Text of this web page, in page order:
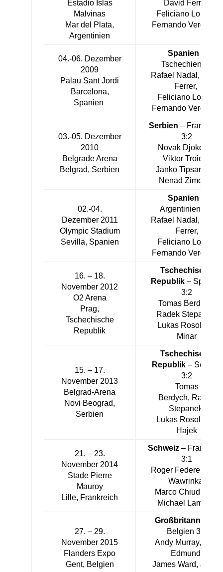
Estadio Islas
Malvinas
Mar del Plata,
Argentinien
David Ferrer,
Feliciano Lopez,
Fernando Verdasco
04.-06. Dezember
2009
Palau Sant Jordi
Barcelona,
Spanien
Spanien
Tschechien 5:0
Rafael Nadal, David
Ferrer,
Feliciano Lopez,
Fernando Verdasco
03.-05. Dezember
2010
Belgrade Arena
Belgrad, Serbien
Serbien –
3:2
Novak Djokovic,
Viktor Troicki,
Janko Tipsarevic,
Nenad Zimonjic
02.-04.
Dezember 2011
Olympic Stadium
Sevilla, Spanien
Spanien
Argentinien 3:1
Rafael Nadal, David
Ferrer,
Feliciano Lopez,
Fernando Verdasco
16. – 18.
November 2012
O2 Arena
Prag,
Tschechische
Republik
Tschechische
Republik– Spanien
3:2
Tomas Berdych,
Radek Stepanek,
Lukas Rosol, Ivo
Minar
15. – 17.
November 2013
Belgrad-Arena
Novi Beograd,
Serbien
Tschechische
Republik – Serbien
3:2
Tomas
Berdych, Radek
Stepanek,
Lukas Rosol, Jan
Hajek
21. – 23.
November 2014
Stade Pierre
Mauroy
Lille, Frankreich
Schweiz–
3:1
Roger Federer, Stan
Wawrinka,
Marco Chiudinelli,
Michael Lammer
27. – 29.
November 2015
Flanders Expo
Gent, Belgien
Großbritannien
Belgien 3:1
Andy Murray, Kyle
Edmund,
James Ward, Jamie